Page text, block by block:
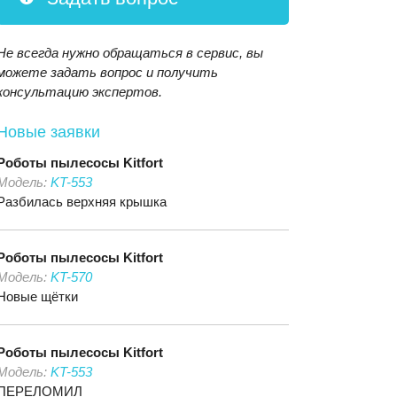
всегда нужно обращаться в сервис, вы
задать вопрос и получить
экспертов.
заявки
пылесосы Kitfort
KT-553
верхняя крышка
пылесосы Kitfort
KT-570
щётки
пылесосы Kitfort
KT-553